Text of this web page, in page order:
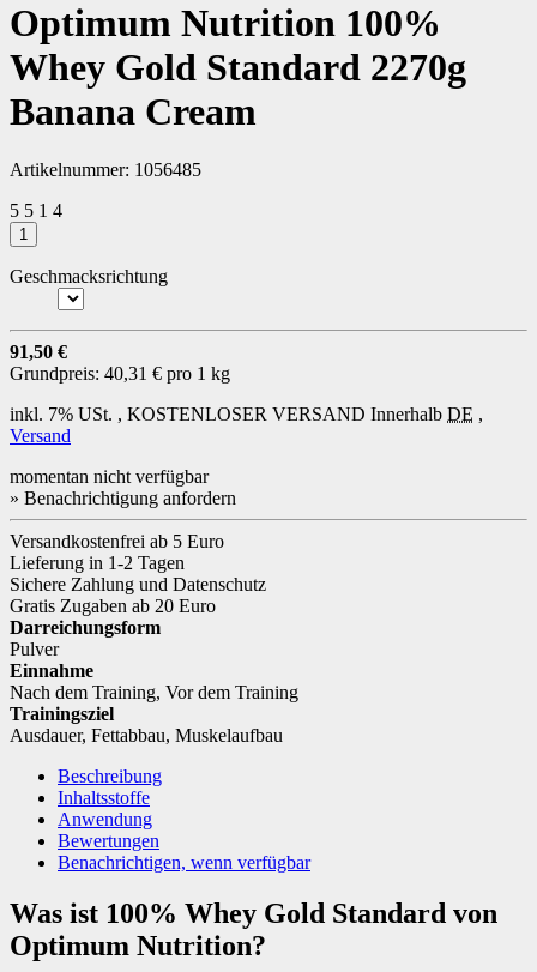
Optimum Nutrition 100%
Whey Gold Standard 2270g
Banana Cream
Artikelnummer: 1056485
5 5 1 4
Geschmacksrichtung
91,50 €
Grundpreis: 40,31 € pro 1 kg
inkl. 7% USt. , KOSTENLOSER VERSAND Innerhalb DE ,
Versand
momentan nicht verfügbar
» Benachrichtigung anfordern
Versandkostenfrei ab 5 Euro
Lieferung in 1-2 Tagen
Sichere Zahlung und Datenschutz
Gratis Zugaben ab 20 Euro
Darreichungsform
Pulver
Einnahme
Nach dem Training, Vor dem Training
Trainingsziel
Ausdauer, Fettabbau, Muskelaufbau
Beschreibung
Inhaltsstoffe
Anwendung
Bewertungen
Benachrichtigen, wenn verfügbar
Was ist 100% Whey Gold Standard von
Optimum Nutrition?